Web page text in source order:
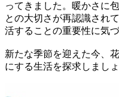
ってきました。暖かさに
との大切さが再認識され
活することの重要性に気
新たな季節を迎えた今、
にする生活を探求しましょ